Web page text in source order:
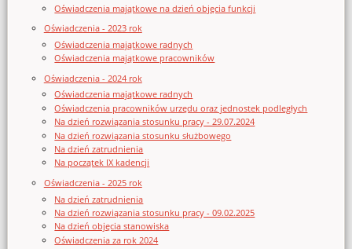
Oświadczenia majątkowe na dzień objęcia funkcji
Oświadczenia - 2023 rok
Oświadczenia majątkowe radnych
Oświadczenia majątkowe pracowników
Oświadczenia - 2024 rok
Oświadczenia majątkowe radnych
Oświadczenia pracowników urzędu oraz jednostek podległych
Na dzień rozwiązania stosunku pracy - 29.07.2024
Na dzień rozwiązania stosunku służbowego
Na dzień zatrudnienia
Na początek IX kadencji
Oświadczenia - 2025 rok
Na dzień zatrudnienia
Na dzień rozwiązania stosunku pracy - 09.02.2025
Na dzień objęcia stanowiska
Oświadczenia za rok 2024